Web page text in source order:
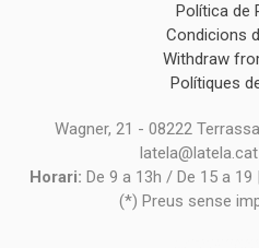
Política de
Condicions
Withdraw
Polítiques
Wagner, 21 - 08222
Horari: De 9 a 13h / De 15 a 19 |
(*) Preus sense